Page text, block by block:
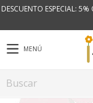
DESCUENTO ESPECIAL:
MENÚ